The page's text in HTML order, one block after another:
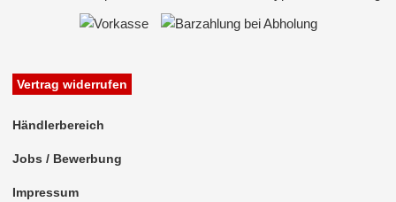
Vertrag widerrufen
Händlerbereich
Jobs / Bewerbung
Impressum